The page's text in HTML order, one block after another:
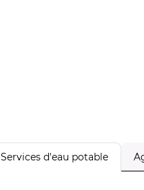
Services d'eau potable